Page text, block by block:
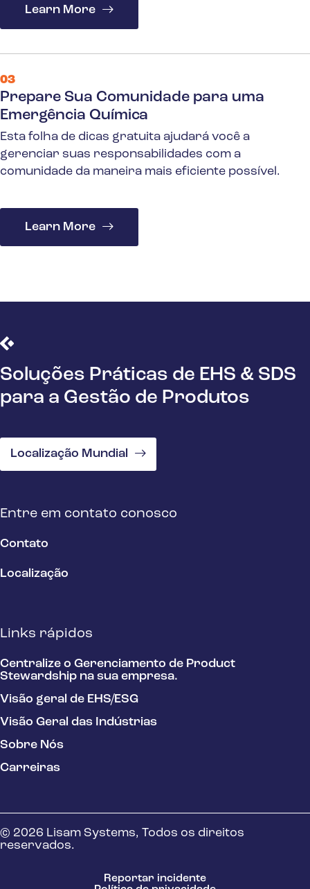
Learn More
03
Prepare Sua Comunidade para uma
Emergência Química
Esta folha de dicas gratuita ajudará você a
gerenciar suas responsabilidades com a
comunidade da maneira mais eficiente possível.
Learn More
Soluções Práticas de EHS & SDS
para a Gestão de Produtos
Localização Mundial
Entre em contato conosco
Contato
Localização
Links rápidos
Centralize o Gerenciamento de Product
Stewardship na sua empresa.
Visão geral de EHS/ESG
Visão Geral das Indústrias
Sobre Nós
Carreiras
© 2026 Lisam Systems, Todos os direitos
reservados.
Reportar incidente